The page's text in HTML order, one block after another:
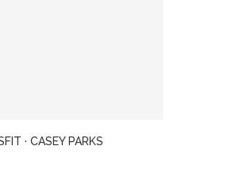
· CASEY PARKS